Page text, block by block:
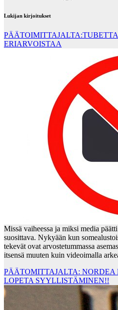
Lukijan kirjoitukset
ERIARVOISTAA
Missä vaiheessa ja miksi media
suosittava. Nykyään kun
tekevät ovat arvostetummassa
itsensä muuten kuin videoimalla
PÄÄTOMITTAJALTA:
LOPETA SYYLLISTÄMINEN!!